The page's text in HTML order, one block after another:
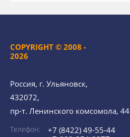
COPYRIGHT © 2008 -
2026
Россия, г. Ульяновск,
432072,
пр-т. Ленинского комсомола, 44
Телефон:
+7 (8422) 49-55-44